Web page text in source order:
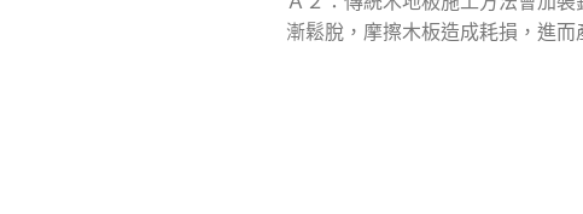
漸鬆脫，摩擦木板造成耗損，進而